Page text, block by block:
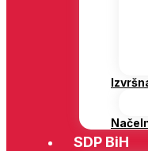
SDP BiH